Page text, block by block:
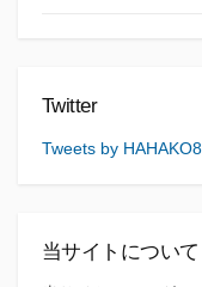
Twitter
Tweets by
当サイトについて